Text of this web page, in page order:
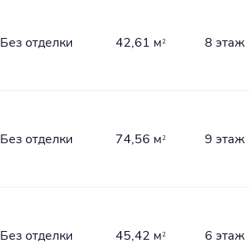
Без отделки 42,61 м2 8 этаж
Без отделки 74,56 м2 9 этаж
Без отделки 45,42 м2 6 этаж